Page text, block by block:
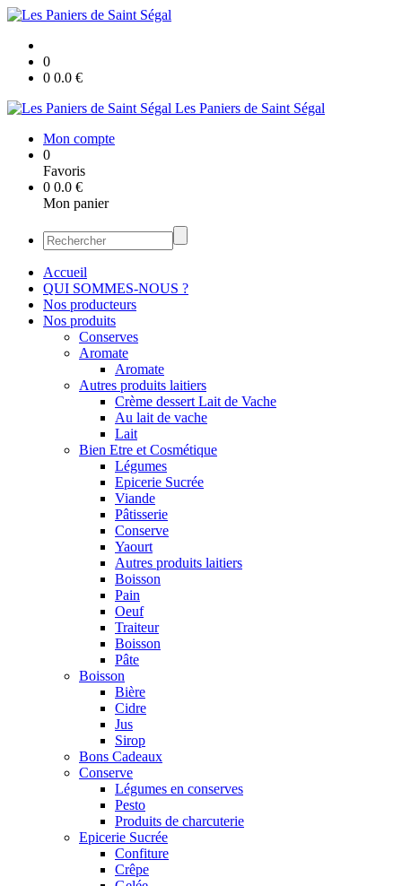
0
0 0.0 €
Les Paniers de Saint Ségal
Mon compte
0
Favoris
0 0.0 €
Mon panier
Accueil
QUI SOMMES-NOUS ?
Nos producteurs
Nos produits
Conserves
Aromate
Aromate
Autres produits laitiers
Crème dessert Lait de Vache
Au lait de vache
Lait
Bien Etre et Cosmétique
Légumes
Epicerie Sucrée
Viande
Pâtisserie
Conserve
Yaourt
Autres produits laitiers
Boisson
Pain
Oeuf
Traiteur
Boisson
Pâte
Boisson
Bière
Cidre
Jus
Sirop
Bons Cadeaux
Conserve
Légumes en conserves
Pesto
Produits de charcuterie
Epicerie Sucrée
Confiture
Crêpe